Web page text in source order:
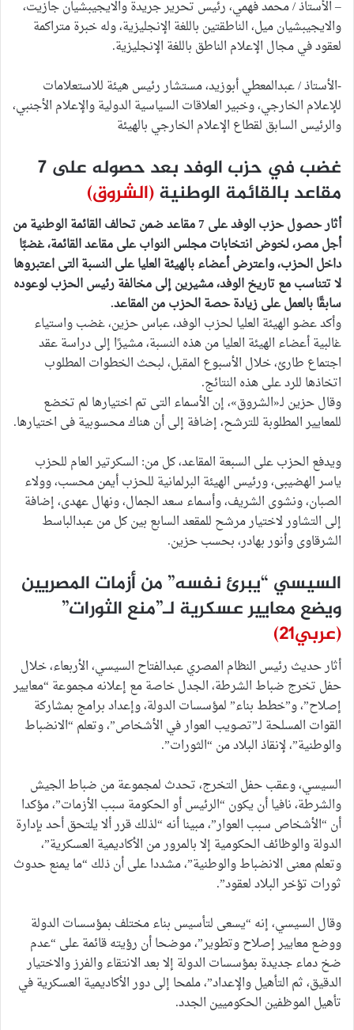
– الأستاذ / محمد فهمي، رئيس تحرير جريدة والايجيبشيان جازيت،
والايجيبشيان ميل، الناطقتين باللغة الإنجليزية، وله خبرة متراكمة
لعقود في مجال الإعلام الناطق باللغة الإنجليزية.
-الأستاذ / عبدالمعطي أبوزيد، مستشار رئيس هيئة للاستعلامات
للإعلام الخارجي، وخبير العلاقات السياسية الدولية والإعلام الأجنبي،
والرئيس السابق لقطاع الإعلام الخارجي بالهيئة
غضب في حزب الوفد بعد حصوله على 7
مقاعد بالقائمة الوطنية(الشروق)
أثار حصول حزب الوفد على 7 مقاعد ضمن تحالف القائمة الوطنية من
أجل مصر، لخوض انتخابات مجلس النواب على مقاعد القائمة، غضبًا
داخل الحزب، واعترض أعضاء بالهيئة العليا على النسبة التى اعتبروها
لا تتناسب مع تاريخ الوفد، مشيرين إلى مخالفة رئيس الحزب لوعوده
سابقًا بالعمل على زيادة حصة الحزب من المقاعد.
وأكد عضو الهيئة العليا لحزب الوفد، عباس حزين، غضب واستياء
غالبية أعضاء الهيئة العليا من هذه النسبة، مشيرًا إلى دراسة عقد
اجتماع طارئ، خلال الأسبوع المقبل، لبحث الخطوات المطلوب
اتخاذها للرد على هذه النتائج.
وقال حزين لـ«الشروق»، إن الأسماء التى تم اختيارها لم تخضع
للمعايير المطلوبة للترشح، إضافة إلى أن هناك محسوبية فى اختيارها.
ويدفع الحزب على السبعة المقاعد، كل من: السكرتير العام للحزب
ياسر الهضيبى، ورئيس الهيئة البرلمانية للحزب أيمن محسب، وولاء
الصبان، ونشوى الشريف، وأسماء سعد الجمال، ونهال عهدى، إضافة
إلى التشاور لاختيار مرشح للمقعد السابع بين كل من عبدالباسط
الشرقاوى وأنور بهادر، بحسب حزين.
السيسي “يبرئ نفسه” من أزمات المصريين
ويضع معايير عسكرية لـ”منع الثورات”
(عربي21)
أثار حديث رئيس النظام المصري عبدالفتاح السيسي، الأربعاء، خلال
حفل تخرج ضباط الشرطة، الجدل خاصة مع إعلانه مجموعة “معايير
إصلاح”، و”خطط بناء” لمؤسسات الدولة، وإعداد برامج بمشاركة
القوات المسلحة لـ”تصويب العوار في الأشخاص”، وتعلم “الانضباط
والوطنية”، لإنقاذ البلاد من “الثورات”.
السيسي، وعقب حفل التخرج، تحدث لمجموعة من ضباط الجيش
والشرطة، نافيا أن يكون “الرئيس أو الحكومة سبب الأزمات”، مؤكدا
أن “الأشخاص سبب العوار”، مبينا أنه “لذلك قرر ألا يلتحق أحد بإدارة
الدولة والوظائف الحكومية إلا بالمرور من الأكاديمية العسكرية”،
وتعلم معنى الانضباط والوطنية”، مشددا على أن ذلك “ما يمنع حدوث
ثورات تؤخر البلاد لعقود”.
وقال السيسي، إنه “يسعى لتأسيس بناء مختلف بمؤسسات الدولة
ووضع معايير إصلاح وتطوير”، موضحا أن رؤيته قائمة على “عدم
ضخ دماء جديدة بمؤسسات الدولة إلا بعد الانتقاء والفرز والاختيار
الدقيق، ثم التأهيل والإعداد”، ملمحا إلى دور الأكاديمية العسكرية في
تأهيل الموظفين الحكوميين الجدد.